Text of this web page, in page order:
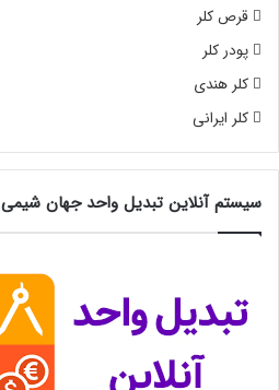
قرص کلر
پودر کلر
کلر هندی
کلر ایرانی
سیستم آنلاین تبدیل واحد جهان شیمی